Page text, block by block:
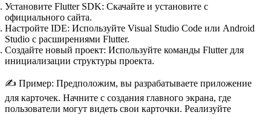
Установите Flutter SDK: Скачайте и установите с
официального сайта.
Настройте IDE: Используйте Visual Studio Code или Android
Studio с расширениями Flutter.
Создайте новый проект: Используйте команды Flutter для
инициализации структуры проекта.
✍️ Пример: Предположим, вы разрабатываете приложение
для карточек. Начните с создания главного экрана, где
пользователи могут видеть свои карточки. Реализуйте